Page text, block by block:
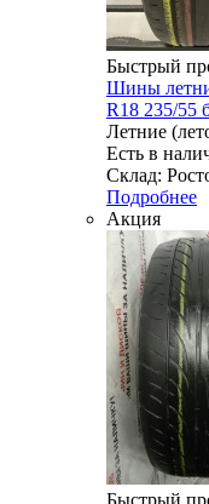
Быстрый
Шины
R18 235/55
Летние
Есть в
Склад:
Подробнее
Акция